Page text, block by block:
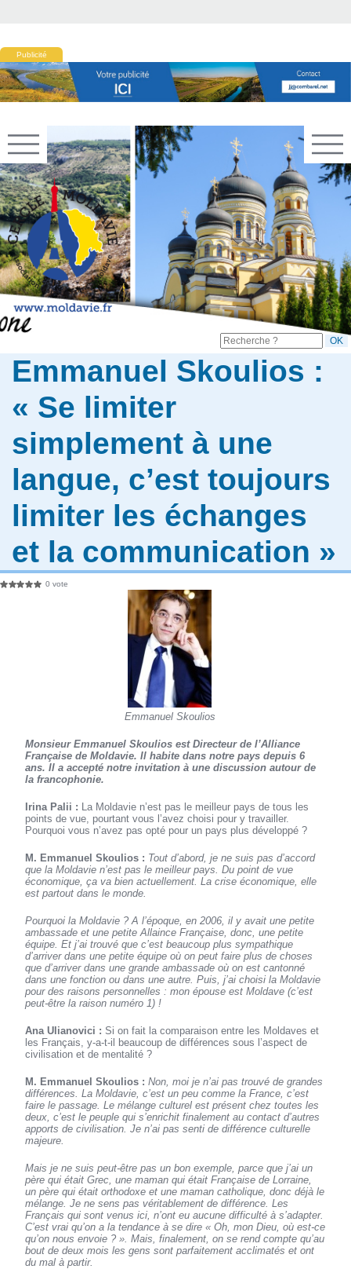
Publicité
Emmanuel Skoulios :
« Se limiter
simplement à une
langue, c’est toujours
limiter les échanges
et la communication »
0 vote
Emmanuel Skoulios
Monsieur Emmanuel Skoulios est Directeur de l’Alliance
Française de Moldavie. Il habite dans notre pays depuis 6
ans. Il a accepté notre invitation à une discussion autour de
la francophonie.
Irina Palii : La Moldavie n’est pas le meilleur pays de tous les
points de vue, pourtant vous l’avez choisi pour y travailler.
Pourquoi vous n’avez pas opté pour un pays plus développé ?
M. Emmanuel Skoulios : Tout d’abord, je ne suis pas d’accord
que la Moldavie n’est pas le meilleur pays. Du point de vue
économique, ça va bien actuellement. La crise économique, elle
est partout dans le monde.
Pourquoi la Moldavie ? A l’époque, en 2006, il y avait une petite
ambassade et une petite Allaince Française, donc, une petite
équipe. Et j’ai trouvé que c’est beaucoup plus sympathique
d’arriver dans une petite équipe où on peut faire plus de choses
que d’arriver dans une grande ambassade où on est cantonné
dans une fonction ou dans une autre. Puis, j’ai choisi la Moldavie
pour des raisons personnelles : mon épouse est Moldave (c’est
peut-être la raison numéro 1) !
Ana Ulianovici : Si on fait la comparaison entre les Moldaves et
les Français, y-a-t-il beaucoup de différences sous l’aspect de
civilisation et de mentalité ?
M. Emmanuel Skoulios : Non, moi je n’ai pas trouvé de grandes
différences. La Moldavie, c’est un peu comme la France, c’est
faire le passage. Le mélange culturel est présent chez toutes les
deux, c’est le peuple qui s’enrichit finalement au contact d’autres
apports de civilisation. Je n’ai pas senti de différence culturelle
majeure.
Mais je ne suis peut-être pas un bon exemple, parce que j’ai un
père qui était Grec, une maman qui était Française de Lorraine,
un père qui était orthodoxe et une maman catholique, donc déjà le
mélange. Je ne sens pas véritablement de différence. Les
Français qui sont venus ici, n’ont eu aucune difficulté à s’adapter.
C’est vrai qu’on a la tendance à se dire « Oh, mon Dieu, où est-ce
qu’on nous envoie ? ». Mais, finalement, on se rend compte qu’au
bout de deux mois les gens sont parfaitement acclimatés et ont
du mal à partir.